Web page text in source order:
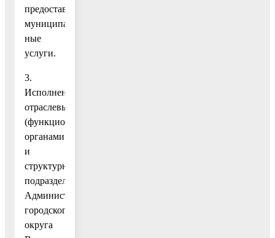
предоставляющими
муниципаль-
ные
услуги.
3.
Исполнение
отраслевыми
(функциональными)
органами
и
структурными
подразделениями
Администрации
городского
округа